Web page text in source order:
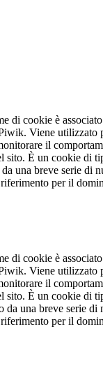
di cookie è
Viene utilizzato
il
sito. È un cookie di
una breve serie di
per il
di cookie è
Viene utilizzato
il
sito. È un cookie di
da una breve serie di
per il